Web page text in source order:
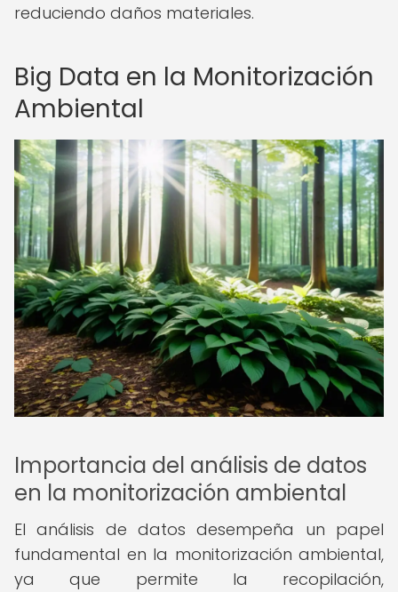
reduciendo daños materiales.
Big Data en la Monitorización
Ambiental
Importancia del análisis de datos
en la monitorización ambiental
El análisis de datos desempeña un papel
fundamental en la monitorización ambiental,
ya que permite la recopilación,